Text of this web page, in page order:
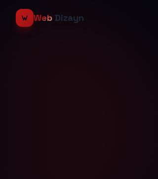
Web Dizayn